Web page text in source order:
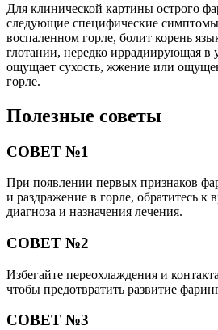
Для клинической картины острого
следующие специфические
воспаленном горле, болит корень
глотании, нередко иррадиирующая
ощущает сухость, жжение или
горле.
Полезные советы
СОВЕТ №1
При появлении первых признаков
и раздражение в горле, обратитесь к
диагноза и назначения лечения.
СОВЕТ №2
Избегайте переохлаждения и
чтобы предотвратить развитие
СОВЕТ №3